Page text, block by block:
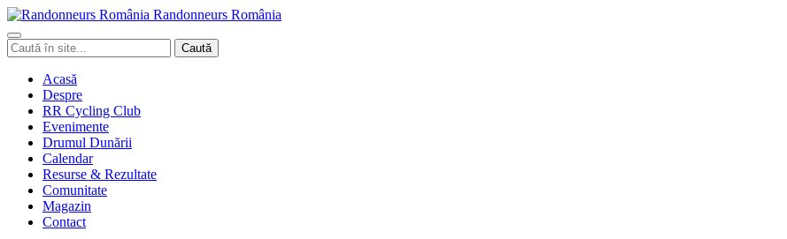
Randonneurs România
Caută
în
Caută
Acasă
Despre
RR Cycling Club
Evenimente
Drumul Dunării
Calendar
Resurse & Rezultate
Comunitate
Magazin
Contact